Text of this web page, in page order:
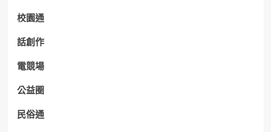
校園通
話創作
電競場
公益圈
民俗通